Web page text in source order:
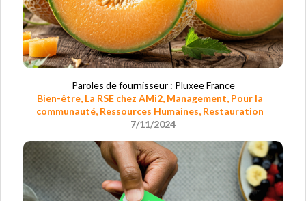
Paroles de fournisseur : Pluxee France
Bien-être, La RSE chez AMi2, Management, Pour la
communauté, Ressources Humaines, Restauration
7/11/2024